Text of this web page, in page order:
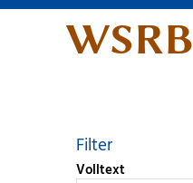
WSRB
Filter
Volltext